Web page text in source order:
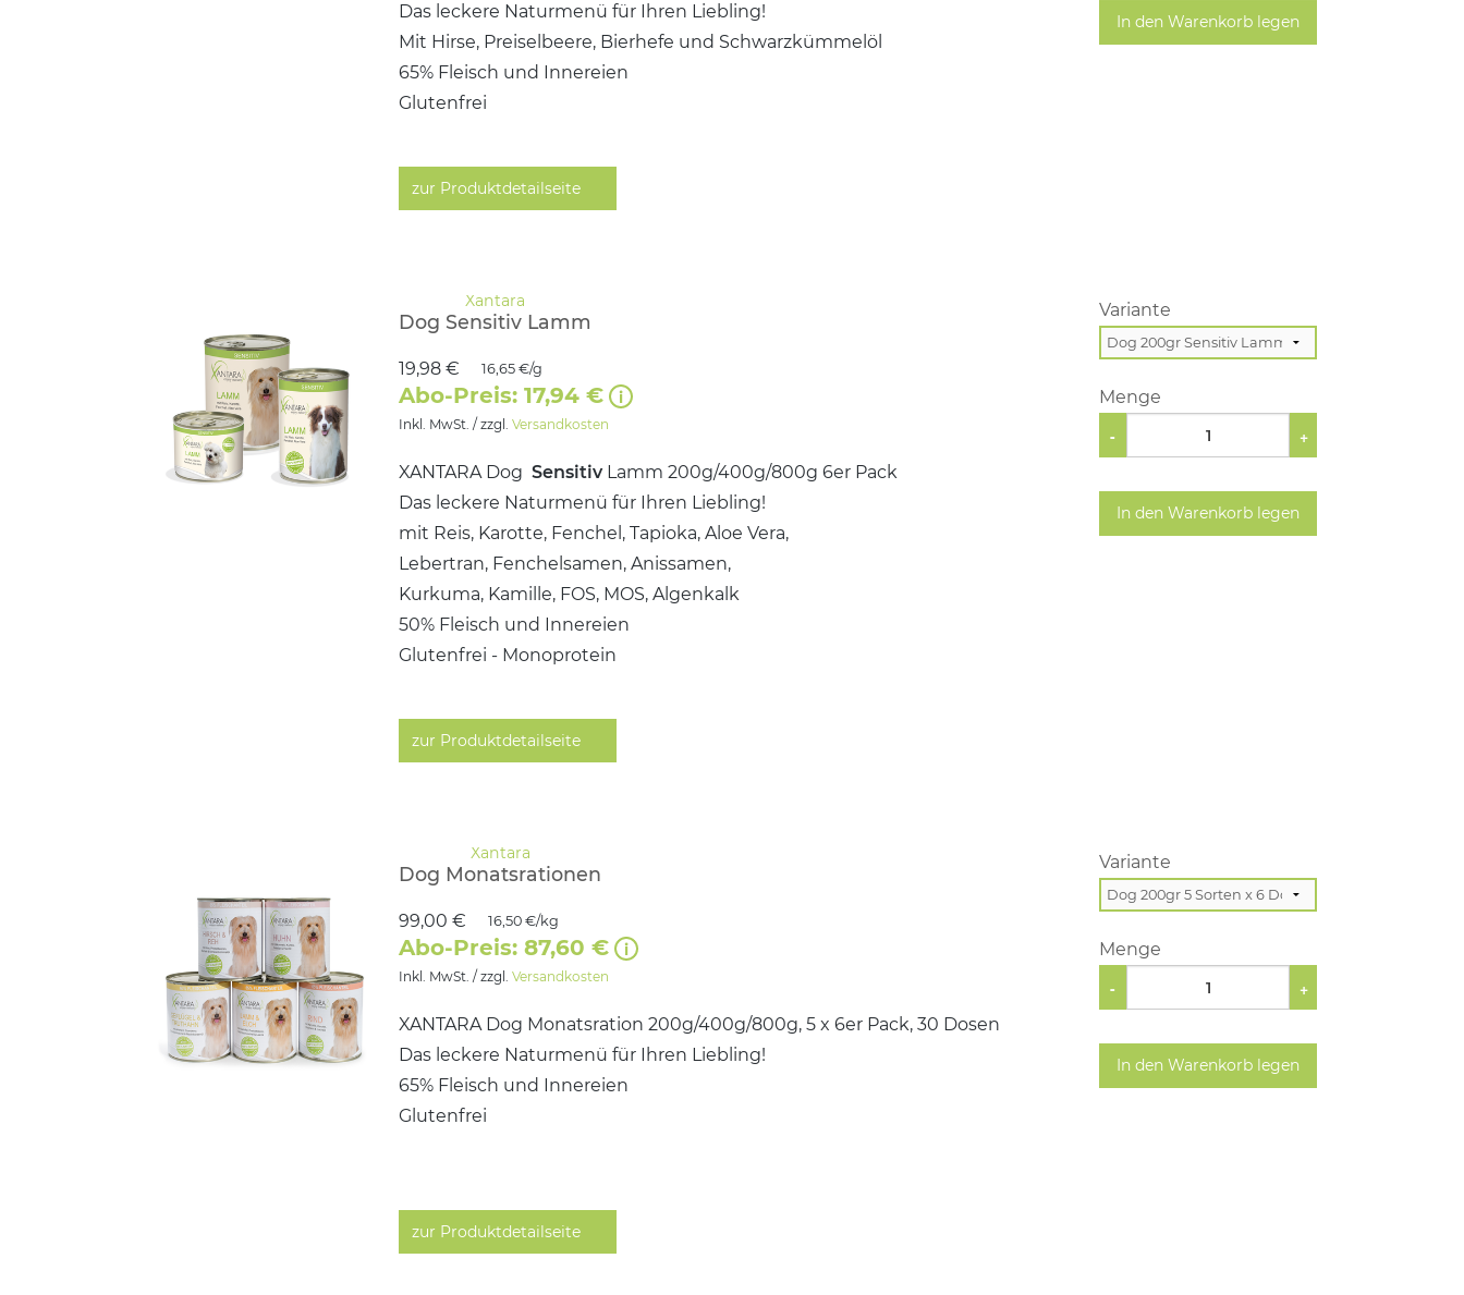
Das leckere Naturmenü für Ihren Liebling!
Mit Hirse, Preiselbeere, Bierhefe und Schwarzkümmelöl
65% Fleisch und Innereien
Glutenfrei
In den Warenkorb legen
zur Produktdetailseite
Dog Sensitiv Lamm
XANTARA Dog SensitivLamm 200g/400g/800g 6er Pack
Das leckere Naturmenü für Ihren Liebling!
mit Reis, Karotte, Fenchel, Tapioka, Aloe Vera,
Lebertran, Fenchelsamen, Anissamen,
Kurkuma, Kamille, FOS, MOS, Algenkalk
50% Fleisch und Innereien
Glutenfrei - Monoprotein
19,98 € 16,65 €/g
Abo-Preis: 17,94 €
Inkl. MwSt. / zzgl. Versandkosten
Variante
Menge
- +
In den Warenkorb legen
zur Produktdetailseite
Dog Monatsrationen
XANTARA Dog Monatsration 200g/400g/800g, 5 x 6er Pack, 30 Dosen
Das leckere Naturmenü für Ihren Liebling!
65% Fleisch und Innereien
Glutenfrei
99,00 € 16,50 €/kg
Abo-Preis: 87,60 €
Inkl. MwSt. / zzgl. Versandkosten
Variante
Menge
- +
In den Warenkorb legen
zur Produktdetailseite